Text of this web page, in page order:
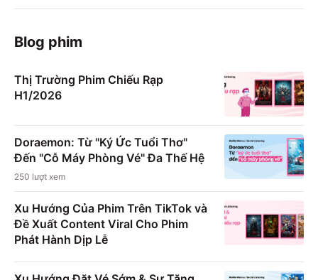
Blog phim
Thị Trường Phim Chiếu Rạp
H1/2026
Doraemon: Từ "Ký Ức Tuổi Thơ"
Đến "Cỗ Máy Phòng Vé" Đa Thế Hệ
250 lượt xem
Xu Hướng Của Phim Trên TikTok và
Đề Xuất Content Viral Cho Phim
Phát Hành Dịp Lễ